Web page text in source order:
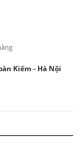
Kiếm - Hà Nội